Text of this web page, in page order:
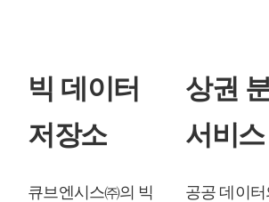
빅 데이터
저장소
큐브엔시스㈜의 빅
상권
서비스
공공 데이